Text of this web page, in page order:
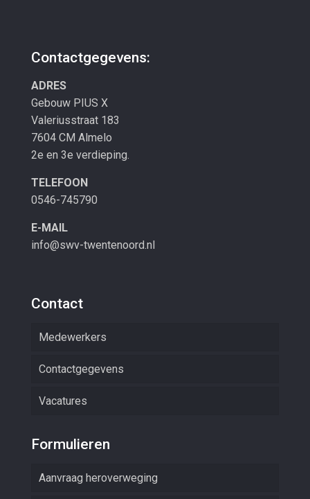
Contactgegevens:
ADRES
Gebouw PIUS X
Valeriusstraat 183
7604 CM Almelo
2e en 3e verdieping.
TELEFOON
0546-745790
E-MAIL
info@swv-twentenoord.nl
Contact
Medewerkers
Contactgegevens
Vacatures
Formulieren
Aanvraag heroverweging